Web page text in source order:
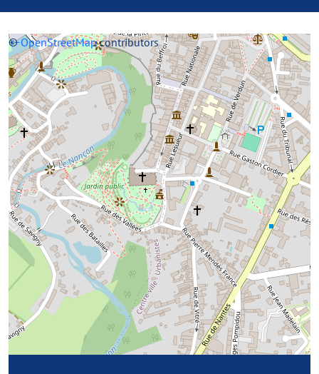
+−
©OpenStreetMapcontributors